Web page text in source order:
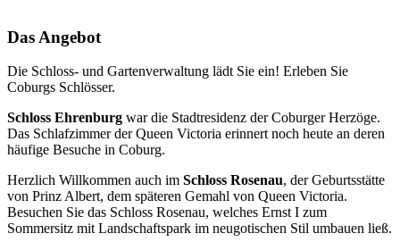
Das Angebot
Die Schloss- und Gartenverwaltung lädt Sie ein! Erleben Sie
Coburgs Schlösser.
Schloss Ehrenburg war die Stadtresidenz der Coburger Herzöge.
Das Schlafzimmer der Queen Victoria erinnert noch heute an deren
häufige Besuche in Coburg.
Herzlich Willkommen auch im Schloss Rosenau, der Geburtsstätte
von Prinz Albert, dem späteren Gemahl von Queen Victoria.
Besuchen Sie das Schloss Rosenau, welches Ernst I zum
Sommersitz mit Landschaftspark im neugotischen Stil umbauen ließ.